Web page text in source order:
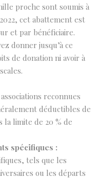
proche sont soumis à
cet abattement est
et par bénéficiaire.
donner jusqu’à ce
de donation ni avoir à
reconnues
déductibles de
la limite de 20 % de
spécifiques :
tels que les
ou les départs